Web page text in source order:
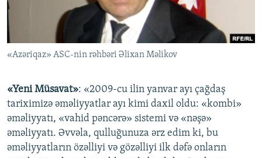
KARIKATURA
İSLAM VƏ DEMOKRATIYA
İZ - MƏDƏNIYYƏT PROQRAMI
PEŞƏ ETIKASI VƏ JURNALISTIKA STANDARTLARIMIZ
MATERIALLARIMIZDAN ISTIFADƏ
AZADLIQRADIOSU MOBIL TELEFONUNUZDA
XƏBƏR BÜLLETENLƏRIMIZ
RFE/RL-in bütün saytları
«Azəriqaz» ASC-nin rəhbəri Əlixan Məlikov
«Yeni Müsavat»: «2009-cu ilin yanvar ayı çağdaş
tariximizə əməliyyatlar ayı kimi daxil oldu: «kombi»
əməliyyatı, «vahid pəncərə» sistemi və «nəşə»
əməliyyatı. Əvvəla, qulluğunuza ərz edim ki, bu
əməliyyatların özəlliyi və gözəlliyi ilk dəfə onların